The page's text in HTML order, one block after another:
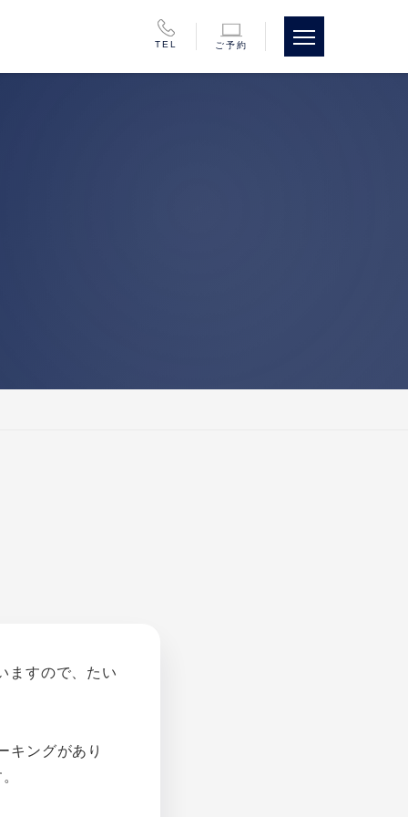
TEL ご予約
ますので、たい
キングがあり